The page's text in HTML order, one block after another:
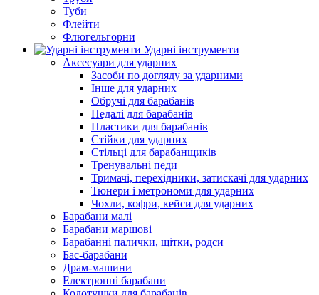
Туби
Флейти
Флюгельгорни
Ударні інструменти
Аксесуари для ударних
Засоби по догляду за ударними
Інше для ударних
Обручі для барабанів
Педалі для барабанів
Пластики для барабанів
Стійки для ударних
Стільці для барабанщиків
Тренувальні педи
Тримачі, перехідники, затискачі для ударних
Тюнери і метрономи для ударних
Чохли, кофри, кейси для ударних
Барабани малі
Барабани маршові
Барабанні палички, щітки, родси
Бас-барабани
Драм-машини
Електронні барабани